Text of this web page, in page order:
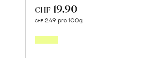
CHF 19.90
CHF 2.49 pro 100g